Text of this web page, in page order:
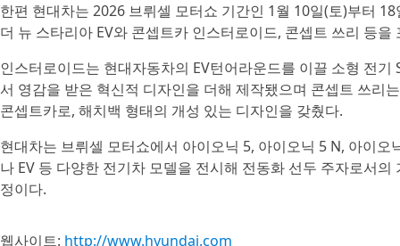
한편 현대차는 2026 브뤼셀 모터쇼 기간인 1월 10일(토)부터
더 뉴 스타리아 EV와 콘셉트카 인스터로이드, 콘셉트 쓰리 등
인스터로이드는 현대자동차의 EV턴어라운드를 이끌 소형 전기
서 영감을 받은 혁신적 디자인을 더해 제작됐으며 콘셉트 쓰리
콘셉트카로, 해치백 형태의 개성 있는 디자인을 갖췄다.
현대차는 브뤼셀 모터쇼에서 아이오닉 5, 아이오닉 5 N, 아이
나 EV 등 다양한 전기차 모델을 전시해 전동화 선두 주자로서
정이다.
웹사이트: http://www.hyundai.com